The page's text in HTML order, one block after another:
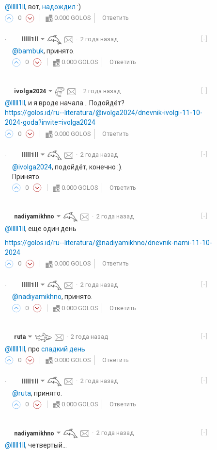
@lllll1ll , вот, надождил :)
0 0.000 GOLOS Ответить
· [-]
lllll1ll ·2 года назад
@bambuk, принято.
0 0.000 GOLOS Ответить
[-]
ivolga2024 ·2 года назад
@lllll1ll , и я вроде начала... Подойдёт?
https://golos.id/ru--literatura/@ivolga2024/dnevnik-ivolgi-11-10-
2024-goda?invite=ivolga2024
0 0.000 GOLOS Ответить
· [-]
lllll1ll ·2 года назад
@ivolga2024, подойдёт, конечно :).
Принято.
0 0.000 GOLOS Ответить
[-]
nadiyamikhno ·2 года назад
@lllll1ll , еще один день
https://golos.id/ru--literatura/@nadiyamikhno/dnevnik-nami-11-10-
2024
0 0.000 GOLOS Ответить
· [-]
lllll1ll ·2 года назад
@nadiyamikhno, принято.
0 0.000 GOLOS Ответить
[-]
ruta · 2 года назад
@lllll1ll , про сладкий день
0 0.000 GOLOS Ответить
· [-]
lllll1ll ·2 года назад
@ruta, принято.
0 0.000 GOLOS Ответить
[-]
nadiyamikhno ·2 года назад
@lllll1ll , четвертый...